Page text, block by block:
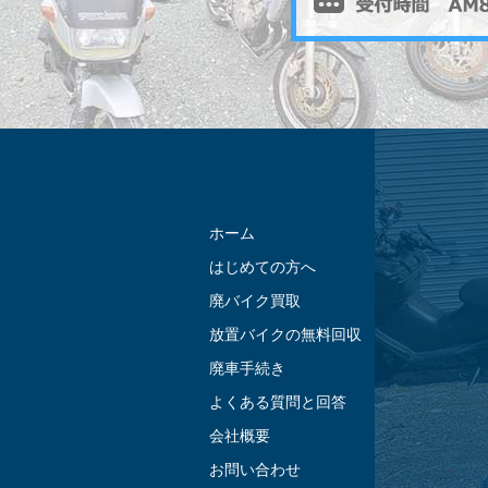
ホーム
はじめての方へ
廃バイク買取
放置バイクの無料回収
廃車手続き
よくある質問と回答
会社概要
お問い合わせ